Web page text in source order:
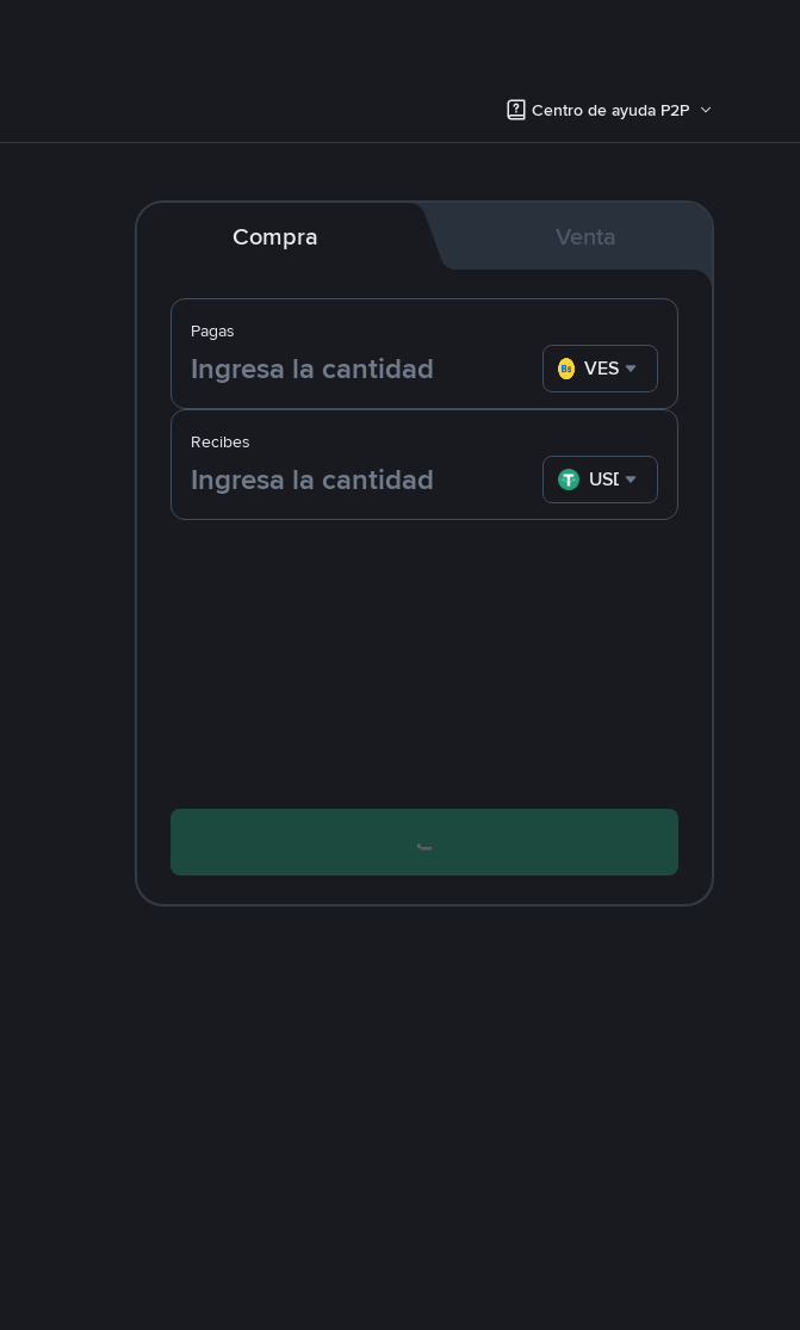
Centro de ayuda P2P
Compra Venta
Pagas
VES
Recibes
USDT